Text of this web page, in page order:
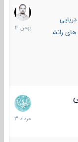
رانشی دریایی
6
بهمن
1403
2
مرداد
1403